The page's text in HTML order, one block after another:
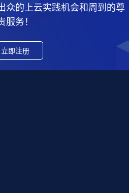
众的上云实践机会和周到的尊
服务！
立即注册